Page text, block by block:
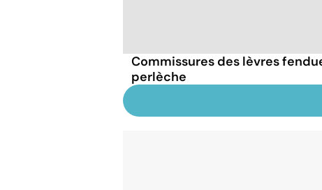
Commissures des lèvres
perlèche